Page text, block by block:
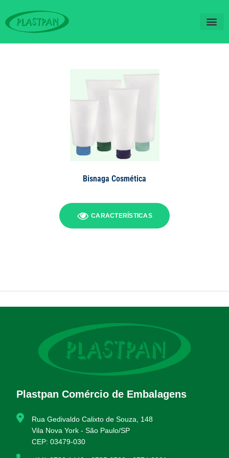
Bisnaga Cosmética
CARACTERÍSTICAS
Plastpan Comércio de Embalagens
Rua Gedivaldo Calixto de Souza, 148
Vila Nova York - São Paulo/SP
CEP: 03479-030